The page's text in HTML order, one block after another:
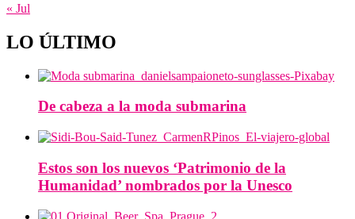
« Jul
LO ÚLTIMO
De cabeza a la moda submarina
Estos son los nuevos ‘Patrimonio de la
Humanidad’ nombrados por la Unesco